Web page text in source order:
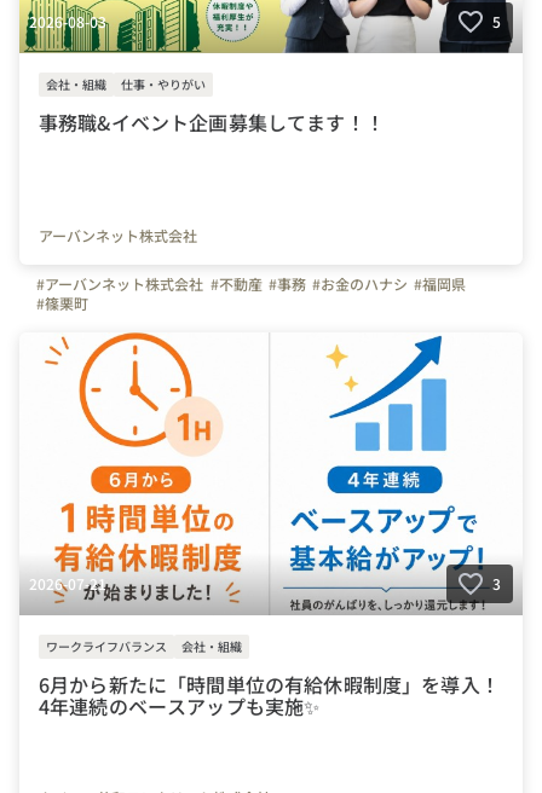
2026-08-03 5
会社・組織 仕事・やりがい
事務職&イベント企画募集してます！！
アーバンネット株式会社
#アーバンネット株式会社 #不動産 #事務 #お金のハナシ #福岡県
#篠栗町
2026-07-21 3
ワークライフバランス 会社・組織
6月から新たに「時間単位の有給休暇制度」を導入！
4年連続のベースアップも実施✨